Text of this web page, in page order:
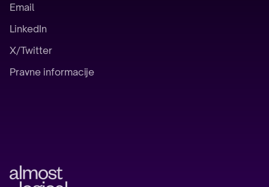
Email
LinkedIn
X/Twitter
Pravne informacije